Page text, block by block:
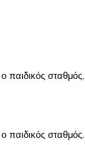
σταθμός.
παιδικός σταθμός.